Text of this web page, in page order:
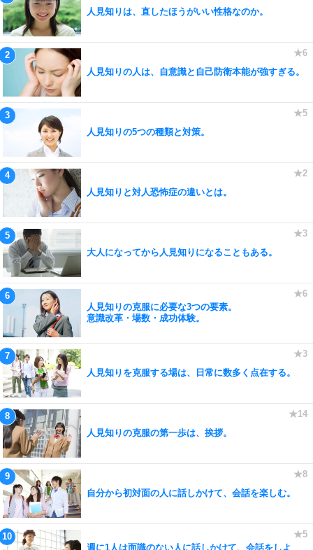
人見知りは、直したほうがいい性格なのか。
人見知りの人は、自意識と自己防衛本能が強すぎる。
人見知りの5つの種類と対策。
人見知りと対人恐怖症の違いとは。
大人になってから人見知りになることもある。
人見知りの克服に必要な3つの要素。
意識改革・場数・成功体験。
人見知りを克服する場は、日常に数多く点在する。
人見知りの克服の第一歩は、挨拶。
自分から初対面の人に話しかけて、会話を楽しむ。
週に1人は面識のない人に話しかけて、会話をしよ